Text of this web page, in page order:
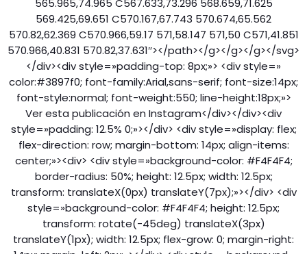
565.965,74.965 C567.633,73.296 568.659,71.625
569.425,69.651 C570.167,67.743 570.674,65.562
570.82,62.369 C570.966,59.17 571,58.147 571,50 C571,41.851
570.966,40.831 570.82,37.631″></path></g></g></g></svg>
</div><div style=»padding-top: 8px;»> <div style=»
color:#3897f0; font-family:Arial,sans-serif; font-size:14px;
font-style:normal; font-weight:550; line-height:18px;»>
Ver esta publicación en Instagram</div></div><div
style=»padding: 12.5% 0;»></div> <div style=»display: flex;
flex-direction: row; margin-bottom: 14px; align-items:
center;»><div> <div style=»background-color: #F4F4F4;
border-radius: 50%; height: 12.5px; width: 12.5px;
transform: translateX(0px) translateY(7px);»></div> <div
style=»background-color: #F4F4F4; height: 12.5px;
transform: rotate(-45deg) translateX(3px)
translateY(1px); width: 12.5px; flex-grow: 0; margin-right: